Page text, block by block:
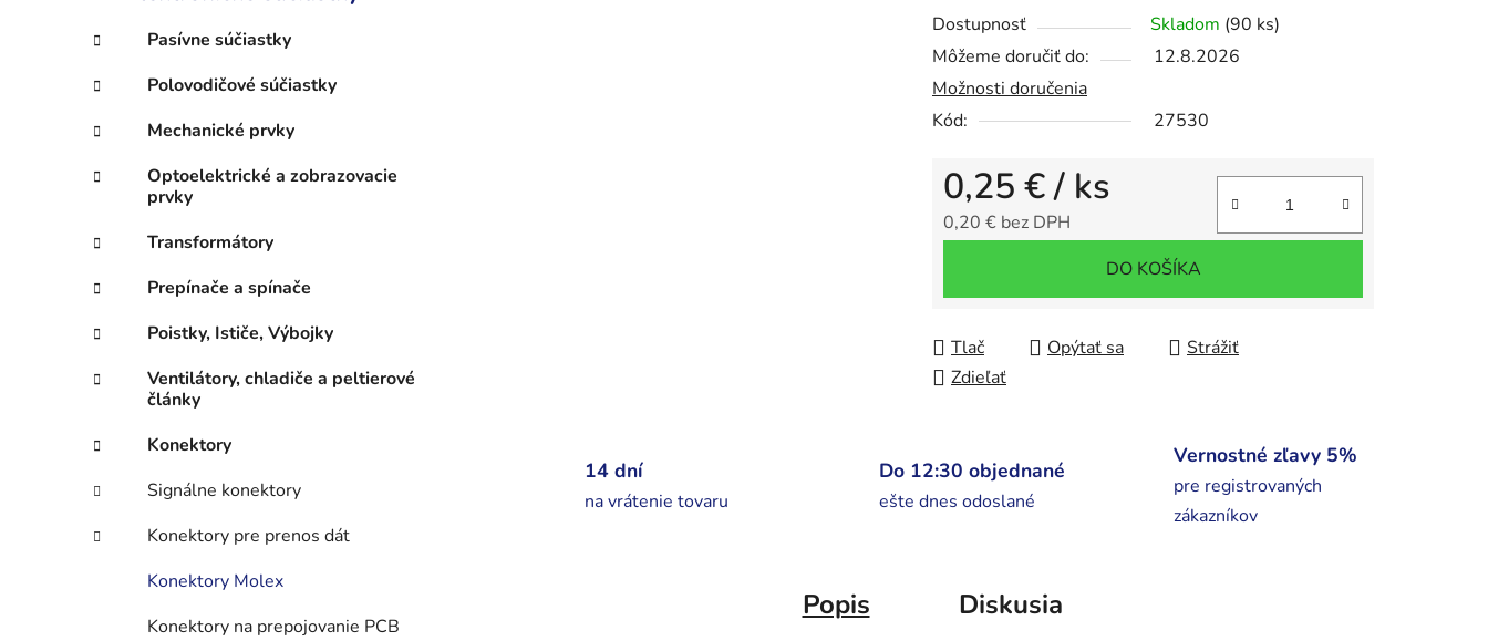
l
Pasívne súčiastky
Polovodičové súčiastky
Mechanické prvky
Optoelektrické a zobrazovacie
prvky
Transformátory
Prepínače a spínače
Poistky, Ističe, Výbojky
Ventilátory, chladiče a peltierové
články
Konektory
Signálne konektory
Konektory pre prenos dát
Konektory Molex
Konektory na prepojovanie PCB
z
5
hviezdičiek.
Dostupnosť Skladom (90 ks)
Môžeme doručiť do:
12.8.2026
Možnosti doručenia
Kód:
27530
0,25 €/ ks
0,20 € bez DPH
DO KOŠÍKA
Tlač Opýtať sa
Strážiť
Zdieľať
14 dní
na vrátenie tovaru
Do 12:30 objednané
ešte dnes odoslané
Vernostné zľavy 5%
pre registrovaných
zákazníkov
Popis Diskusia